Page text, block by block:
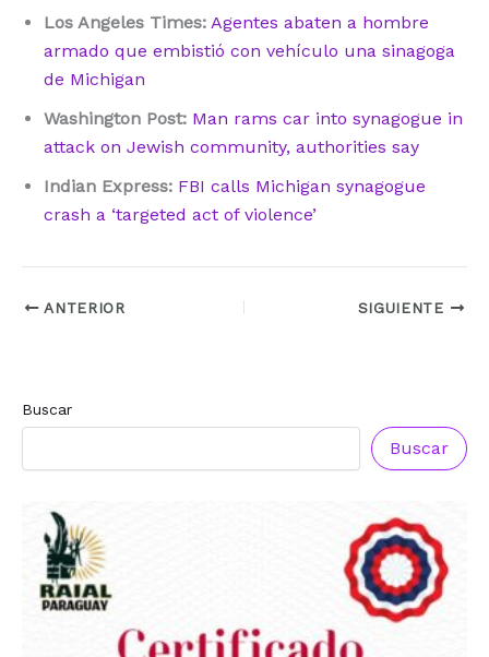
Los Angeles Times: Agentes abaten a hombre
armado que embistió con vehículo una sinagoga
de Michigan
Washington Post: Man rams car into synagogue in
attack on Jewish community, authorities say
Indian Express: FBI calls Michigan synagogue
crash a ‘targeted act of violence’
ANTERIOR SIGUIENTE
Buscar
Buscar